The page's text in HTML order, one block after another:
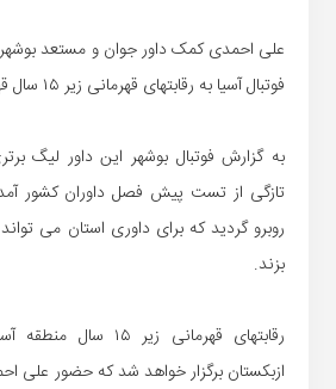
علی احمدی کمک داور جوان و مستعد
فوتبال آسیا به رقابتهای قهرمانی زیر ۱۵ سال قهرمانی آسیا دعوت شد.
به گزارش فوتبال بوشهر این داور لیگ
تازگی از تست پیش فصل داوران کشور
روبرو گردید که برای داوری استان می
بزند.
رقابتهای قهرمانی زیر
ازبکستان برگزار خواهد شد که حضور علی